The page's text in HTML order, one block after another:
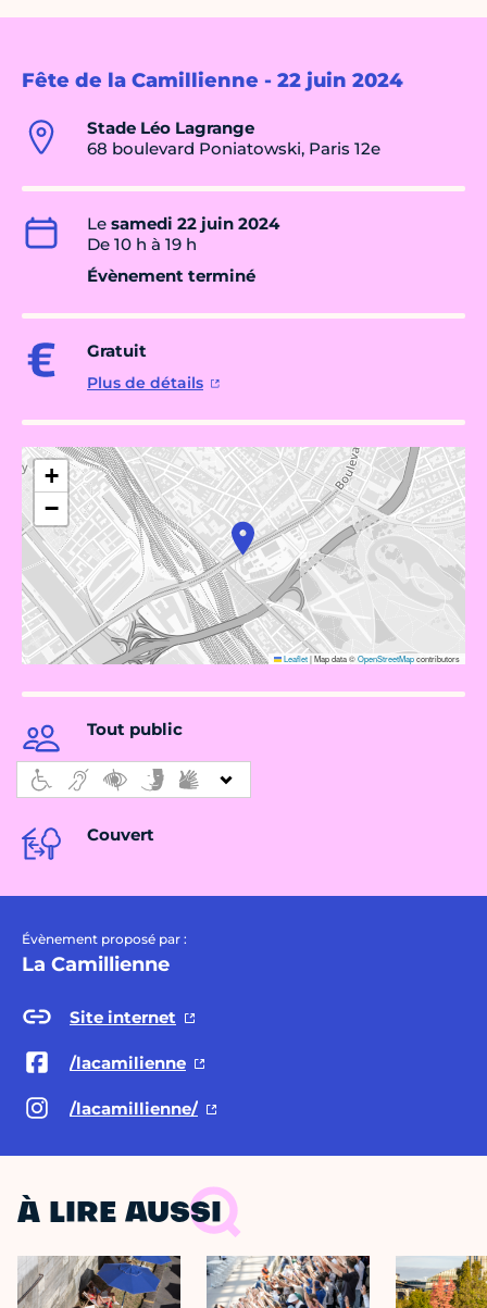
Fête de la Camillienne - 22 juin 2024
Stade Léo Lagrange
68 boulevard Poniatowski, Paris 12e
Le samedi 22 juin 2024
De 10 h à 19 h
Évènement terminé
Gratuit
Plus de détails
+
−
Leaflet|Map data ©OpenStreetMapcontributors
Tout public
Couvert
Évènement proposé par :
La Camillienne
Site internet
/lacamilienne
/lacamillienne/
À LIRE AUSSI